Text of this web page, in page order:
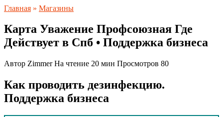
Главная » Магазины
Карта Уважение Профсоюзная Где
Действует в Спб • Поддержка бизнеса
Автор Zimmer На чтение 20 мин Просмотров 80
Как проводить дезинфекцию.
Поддержка бизнеса